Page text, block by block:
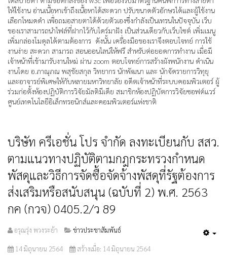
ให้ใช้งาน อ่านเนื้อหาเข้าถึงเนื้อหาได้สะดวก ปรับขนาดตัวอักษรได้และผู้ใช้งาน
เลือกโหมดดำ เพื่อถมอสายตาได้ด้วยตัวเองซึ่งกำลังเป็นเทรนในปัจจุบัน เว็บ
ของเราสามารถนำไฟล์ที่ฝากไว้กับไดร์มาฝัง เป็นส่วนเดียวกับเว็บไซต์ เพิ่มเมนู
เพิ่มกล่องโมดุลได้ตามต้องการ ดังนั้น เครื่องมือของเราจึงตอบโจทย์ การใช้
งานง่าย สะดวก สามารถ สอนออนไลน์ให้ฟรี สำหรับต่อยอดการทำงาน เมื่อมี
เจ้าหน้าที่เข้ามารับงานใหม่ ผ่าน zoom ตอบโจทย์การสร้างผังพนักงาน ดำเนิน
งานโดย อ.ภาณุภณ พสุชัยสกุล วิทยากร นักพัฒนา และ นักจัดรายการวิทุยุ
และอาจารย์พิเศษให้กับหลายมหาวิทยาลัย อดีตเจ้าหน้าที่ระบบคอมพิวเตอร์ ผู้
ร่วมก่อตั้งห้องปฏิบัติการวิจัยมัลติมีเดีย สมาชิกห้องปฏิบัตการวิจัยซอฟต์แวร์
ศูนย์เทคโนโลยีอิเล็กทรอนิกส์และคอมพิวเตอร์แห่งชาติ
บริษัท ครีเอชั่น โปร จำกัด ลงทะเบียนกับ สสว.
ตามแนวทางปฏิบัติตามกฎกระทรวงกำหนด
พัสดุและวิธีการจัดซื้อจัดจ้างพัสดุที่รัฐต้องการ
ส่งเสริมหรือสนับสนุน (ฉบับที่ 2) พ.ศ. 2563
กค (กวจ) 0405.2/ว 89
อรุณรุ่ง พวงระย้า ข่าวประชาสัมพันธ์
14 มิถุนายน 2564 สร้างเมื่อ: 14 มิถุนายน 2564